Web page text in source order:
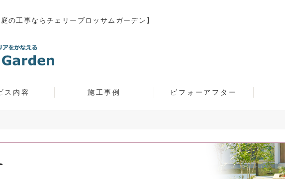
の工事ならチェリーブロッサムガーデン】
ス内容 施工事例 ビフォーアフター